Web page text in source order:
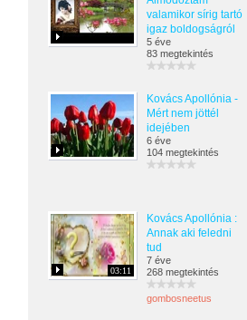
valamikor sírig tartó
igaz boldogságról
5 éve
83 megtekintés
Kovács Apollónia -
Mért nem jöttél
idejében
6 éve
104 megtekintés
03:11
Kovács Apollónia :
Annak aki feledni
tud
7 éve
268 megtekintés
gombosneetus